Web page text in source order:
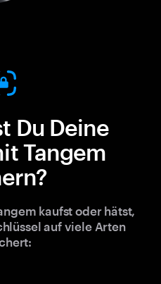
Du Deine
Tangem
kaufst oder hätst,
auf viele Arten